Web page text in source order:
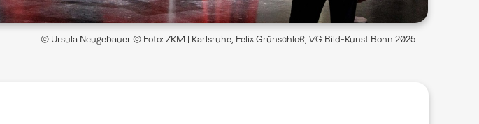
© Ursula Neugebauer © Foto: ZKM | Karlsruhe, Felix Grünschloß, VG Bild-Kunst Bonn 2025